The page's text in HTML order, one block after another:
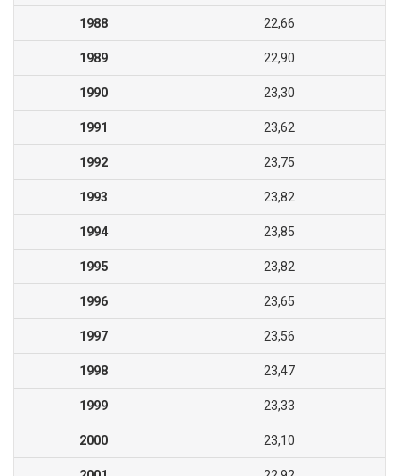
1988 22,66
1989 22,90
1990 23,30
1991 23,62
1992 23,75
1993 23,82
1994 23,85
1995 23,82
1996 23,65
1997 23,56
1998 23,47
1999 23,33
2000 23,10